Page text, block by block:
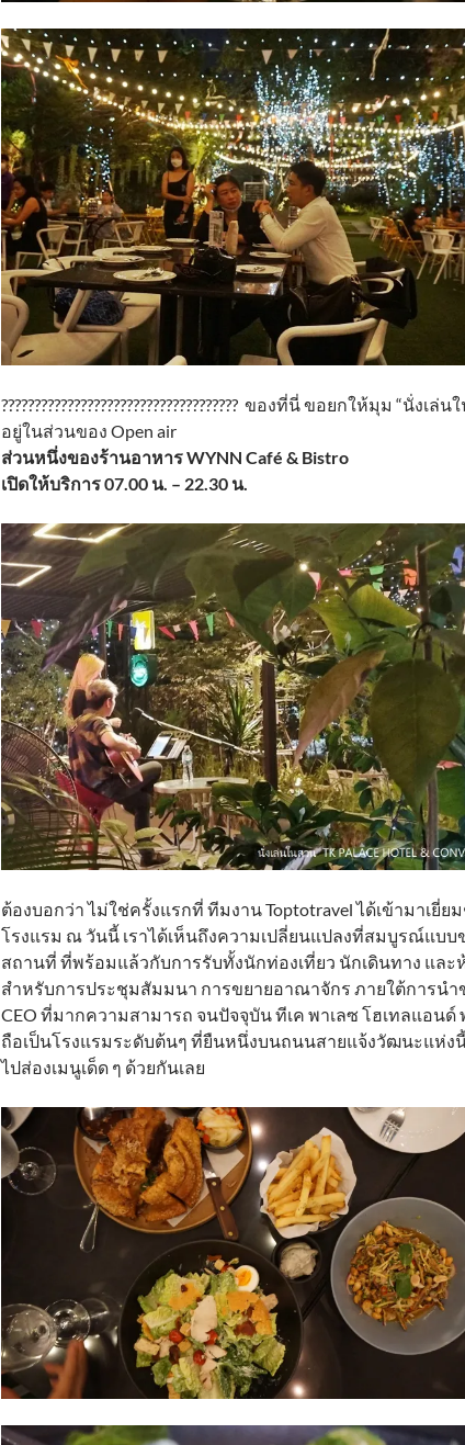
???????????????????????????????????? ของที่นี่ ขอยกให้มุม “นั่งเล่
อยู่ในส่วนของ Open air
ส่วนหนึ่งของร้านอาหาร WYNN Café & Bistro
เปิดให้บริการ 07.00 น. – 22.30 น.
ต้องบอกว่า ไม่ใช่ครั้งแรกที่ ทีมงาน Toptotravel ได้เข้ามาเยี่ย
โรงแรม ณ วันนี้ เราได้เห็นถึงความเปลี่ยนแปลงที่สมบูรณ์แบบ
สถานที่ ที่พร้อมแล้วกับการรับทั้งนักท่องเที่ยว นักเดินทาง และ
สำหรับการประชุมสัมมนา การขยายอาณาจักร ภายใต้การนำ
CEO ที่มากความสามารถ จนปัจจุบัน ทีเค พาเลซ โฮเทลแอนด์
ถือเป็นโรงแรมระดับต้นๆ ที่ยืนหนึ่งบนถนนสายแจ้งวัฒนะแห่ง
ไปส่องเมนูเด็ด ๆ ด้วยกันเลย